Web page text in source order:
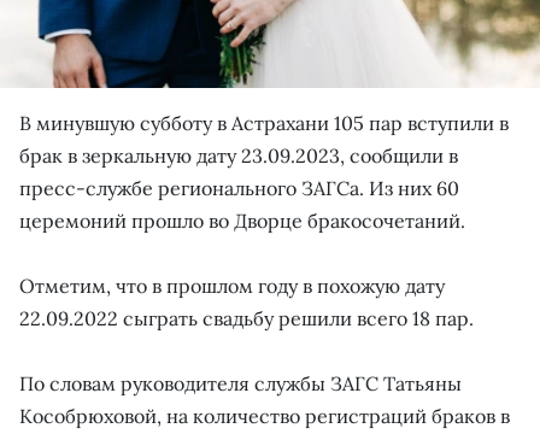
В минувшую субботу в Астрахани 105 пар вступили в
брак в зеркальную дату 23.09.2023, сообщили в
пресс-службе регионального ЗАГСа. Из них 60
церемоний прошло во Дворце бракосочетаний.
Отметим, что в прошлом году в похожую дату
22.09.2022 сыграть свадьбу решили всего 18 пар.
По словам руководителя службы ЗАГС Татьяны
Кособрюховой, на количество регистраций браков в